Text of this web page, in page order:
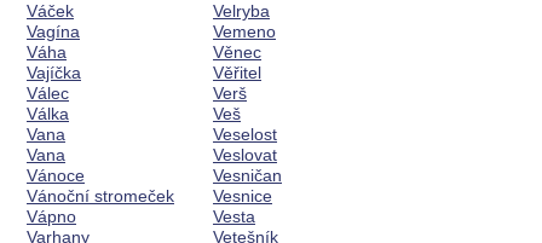
Váček
Vagína
Váha
Vajíčka
Válec
Válka
Vana
Vana
Vánoce
Vánoční stromeček
Vápno
Varhany
Velryba
Vemeno
Věnec
Věřitel
Verš
Veš
Veselost
Veslovat
Vesničan
Vesnice
Vesta
Vetešník